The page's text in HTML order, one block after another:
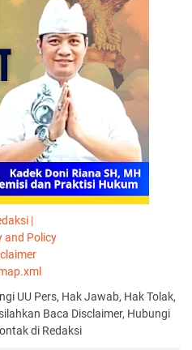
|
and Policy
UU Pers, Hak Jawab, Hak Tolak,
Baca Disclaimer, Hubungi
di Redaksi